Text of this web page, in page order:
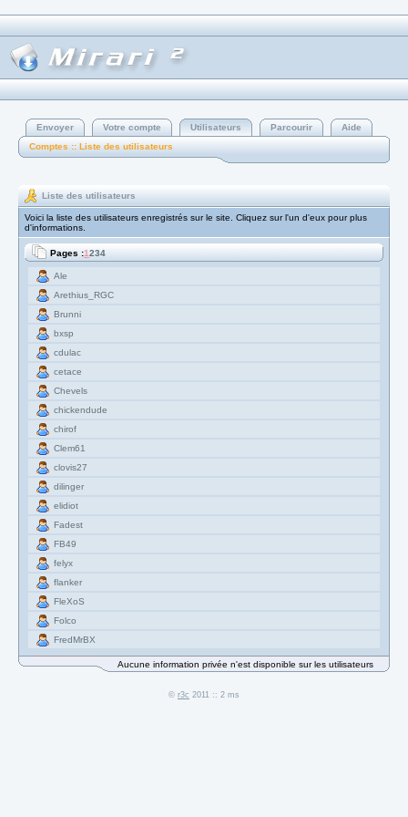
Envoyer Votre compte Utilisateurs Parcourir
Aide
Comptes :: Liste des utilisateurs
Liste des utilisateurs
Voici la liste des utilisateurs enregistrés sur le site. Cliquez sur l'un d'eux pour plus
d'informations.
Pages :1234
Ale
Arethius_RGC
Brunni
bxsp
cdulac
cetace
Chevels
chickendude
chirof
Clem61
clovis27
dilinger
elidiot
Fadest
FB49
felyx
flanker
FleXoS
Folco
FredMrBX
Aucune information privée n'est disponible sur les utilisateurs
© r3c 2011 :: 2 ms